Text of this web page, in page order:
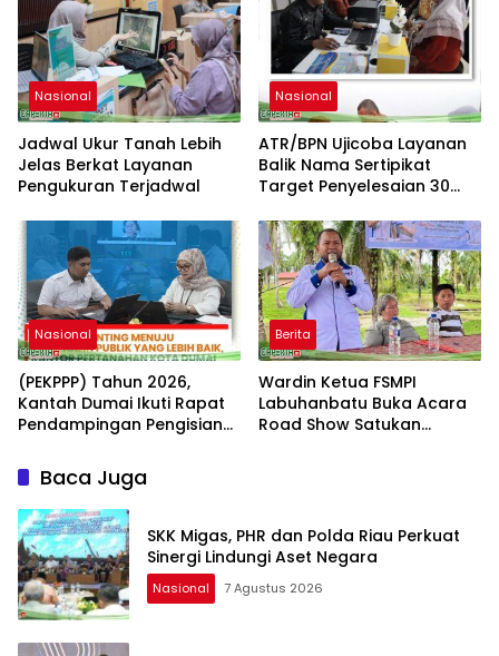
Nasional
Jadwal Ukur Tanah Lebih
Jelas Berkat Layanan
Pengukuran Terjadwal
Nasional
ATR/BPN Ujicoba Layanan
Balik Nama Sertipikat
Target Penyelesaian 30
Nasional
(PEKPPP) Tahun 2026,
Kantah Dumai Ikuti Rapat
Pendampingan Pengisian
Berita
Wardin Ketua FSMPI
Labuhanbatu Buka Acara
Road Show Satukan
Baca Juga
SKK Migas, PHR dan Polda Riau Perkuat
Sinergi Lindungi Aset Negara
Nasional 7 Agustus 2026